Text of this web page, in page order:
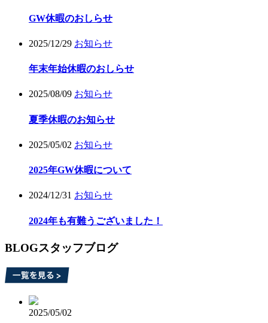
GW休暇のおしらせ
2025/12/29 お知らせ
年末年始休暇のおしらせ
2025/08/09 お知らせ
夏季休暇のお知らせ
2025/05/02 お知らせ
2025年GW休暇について
2024/12/31 お知らせ
2024年も有難うございました！
BLOGスタッフブログ
2025/05/02